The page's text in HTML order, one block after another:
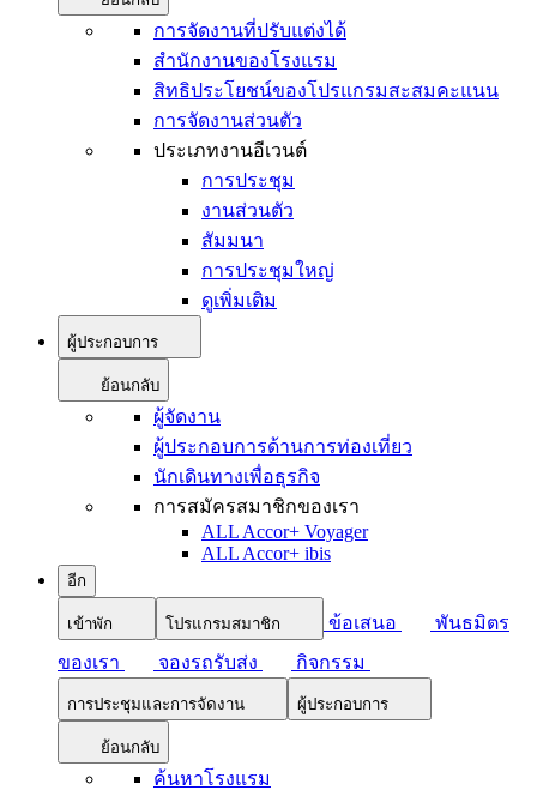
การจัดงานที่ปรับแต่งได้
สำนักงานของโรงแรม
สิทธิประโยชน์ของโปรแกรมสะสมคะแนน
การจัดงานส่วนตัว
ประเภทงานอีเวนต์
การประชุม
งานส่วนตัว
สัมมนา
การประชุมใหญ่
ดูเพิ่มเติม
ผู้ประกอบการ
ย้อนกลับ
ผู้จัดงาน
ผู้ประกอบการด้านการท่องเที่ยว
นักเดินทางเพื่อธุรกิจ
การสมัครสมาชิกของเรา
ALL Accor+ Voyager
ALL Accor+ ibis
อีก
เข้าพัก โปรแกรมสมาชิก ข้อเสนอ
พันธมิตร
ของเรา
จองรถรับส่ง กิจกรรม
การประชุมและการจัดงาน ผู้ประกอบการ
ย้อนกลับ
ค้นหาโรงแรม